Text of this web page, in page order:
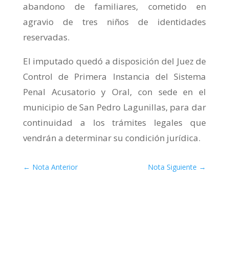
abandono de familiares, cometido en
agravio de tres niños de identidades
reservadas.
El imputado quedó a disposición del Juez de
Control de Primera Instancia del Sistema
Penal Acusatorio y Oral, con sede en el
municipio de San Pedro Lagunillas, para dar
continuidad a los trámites legales que
vendrán a determinar su condición jurídica.
← Nota Anterior Nota Siguiente →